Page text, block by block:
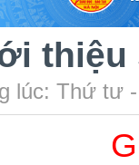
thiệu
lúc: Thứ tư